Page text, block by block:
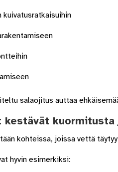
kuivatusratkaisuihin
salaojitus auttaa
kestävät
kohteissa, joissa vettä
hyvin esimerkiksi: